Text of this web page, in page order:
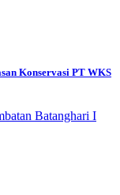
Konservasi PT WKS